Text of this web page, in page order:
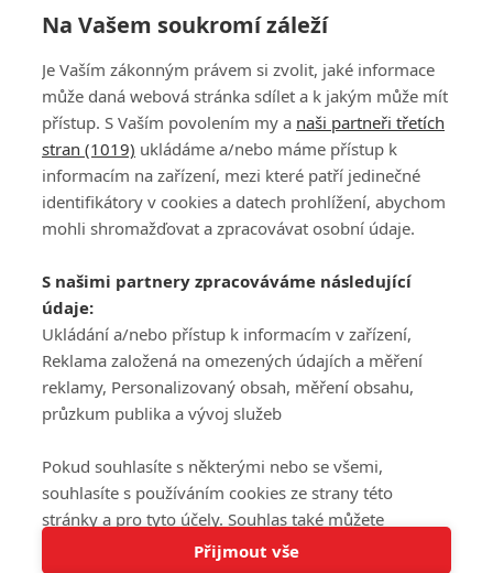
Tato stránka používá soubory cookies.
PŘIHLÁSIT
REGISTROVAT
DISKUZE
Šéfredaktorkou webu jePetr Slavík, e-mailserialy@fandimefilmu.cz
Máte-li zájem o inzerci na našem webu napište nám na e-mail
studio@koncal.com
Ochrana osobních údajů|Zásady používání cookies |Pravidla webu
Upravit nastavení soukromí
© 2016 – 2026 FandimeSerialum.cz / All rights reserved /
Na Vašem soukromí záleží
Je Vaším zákonným právem si zvolit, jaké informace
může daná webová stránka sdílet a k jakým může mít
přístup. S Vaším povolením my a naši partneři třetích
stran (1019) ukládáme a/nebo máme přístup k
informacím na zařízení, mezi které patří jedinečné
identifikátory v cookies a datech prohlížení, abychom
mohli shromažďovat a zpracovávat osobní údaje.
S našimi partnery zpracováváme následující
údaje:
Ukládání a/nebo přístup k informacím v zařízení,
Reklama založená na omezených údajích a měření
reklamy, Personalizovaný obsah, měření obsahu,
průzkum publika a vývoj služeb
Pokud souhlasíte s některými nebo se všemi,
souhlasíte s používáním cookies ze strany této
stránky a pro tyto účely. Souhlas také můžete
odmítnout, ale v takovém případě vám na stránce
Přijmout vše